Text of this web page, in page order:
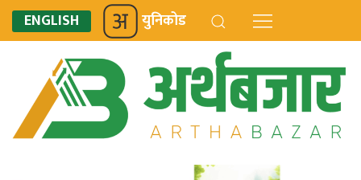
ENGLISH युनिकोड